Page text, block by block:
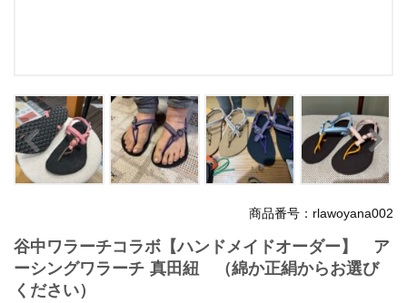
商品番号：rlawoyana002
谷中ワラーチコラボ【ハンドメイドオーダー】 ア
ーシングワラーチ 真田紐 （綿か正絹からお選び
ください）